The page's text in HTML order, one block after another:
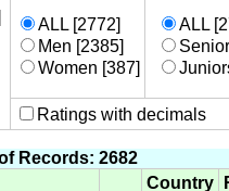
ALL [2772]
Men [2385]
Women [387]
ALL
Ratings with decimals
Records: 2682
Country